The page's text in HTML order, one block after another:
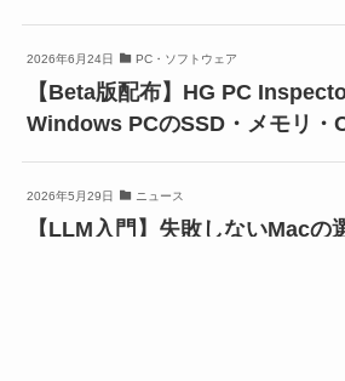
2026年6月24日 PC・ソフトウェア
【Beta版配布】HG PC
Windows PCのSSD・メモリ・
2026年5月29日 ニュース
【LLM入門】失敗しないMacの